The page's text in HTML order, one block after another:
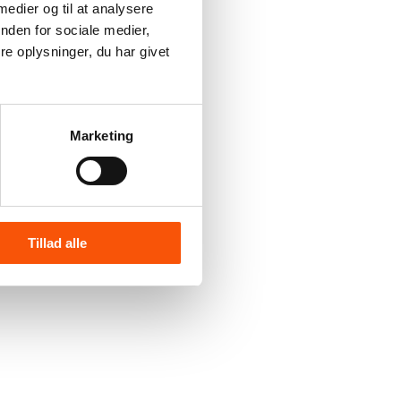
og til at analysere
for sociale medier,
oplysninger, du har givet
Marketing
Tillad alle